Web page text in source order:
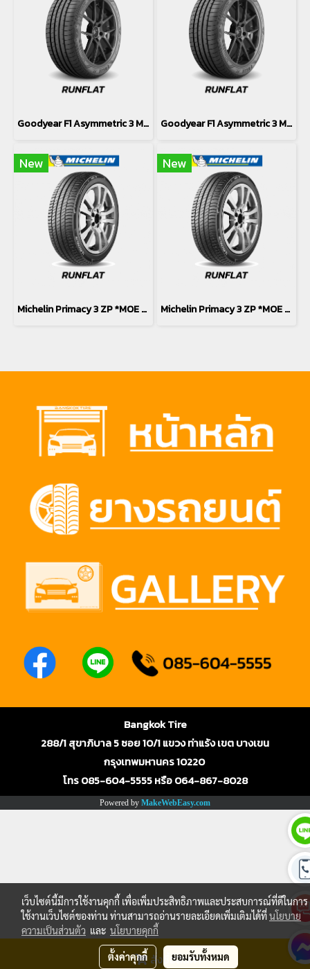
สั่งซื้อสินค้า
Goodyear F1 Asymmetric 3 MOE *Runflat 245/40R19 Goodyear F1 Asymmetric 3 MOE *Runflat 275/35R19
New
Michelin Primacy 3 ZP *MOE *Runflat 275/35R19
New
Michelin Primacy 3 ZP *MOE *Runflat 245/40R19
Bangkok Tire
288/1 สุขาภิบาล 5 ซอย 10/1 แขวง ท่าแร้ง เขต บางเขน
กรุงเทพมหานคร 10220
โทร 085-604-5555 หรือ 064-867-8028
Powered by MakeWebEasy.com
เว็บไซต์นี้มีการใช้งานคุกกี้ เพื่อเพิ่มประสิทธิภาพและประสบการณ์ที่ดีในการ
ใช้งานเว็บไซต์ของท่าน ท่านสามารถอ่านรายละเอียดเพิ่มเติมได้ที่นโยบาย
ความเป็นส่วนตัว และ นโยบายคุกกี้
ตั้งค่าคุกกี้ ยอมรับทั้งหมด